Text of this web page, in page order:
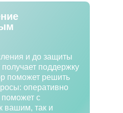
и до защиты
поддержку
поможет решить
оперативно
поможет с
вашим, так и